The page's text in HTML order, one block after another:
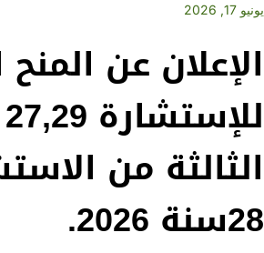
يونيو 17, 2026
الإعلان عن
الثالثة من
28سنة 2026.